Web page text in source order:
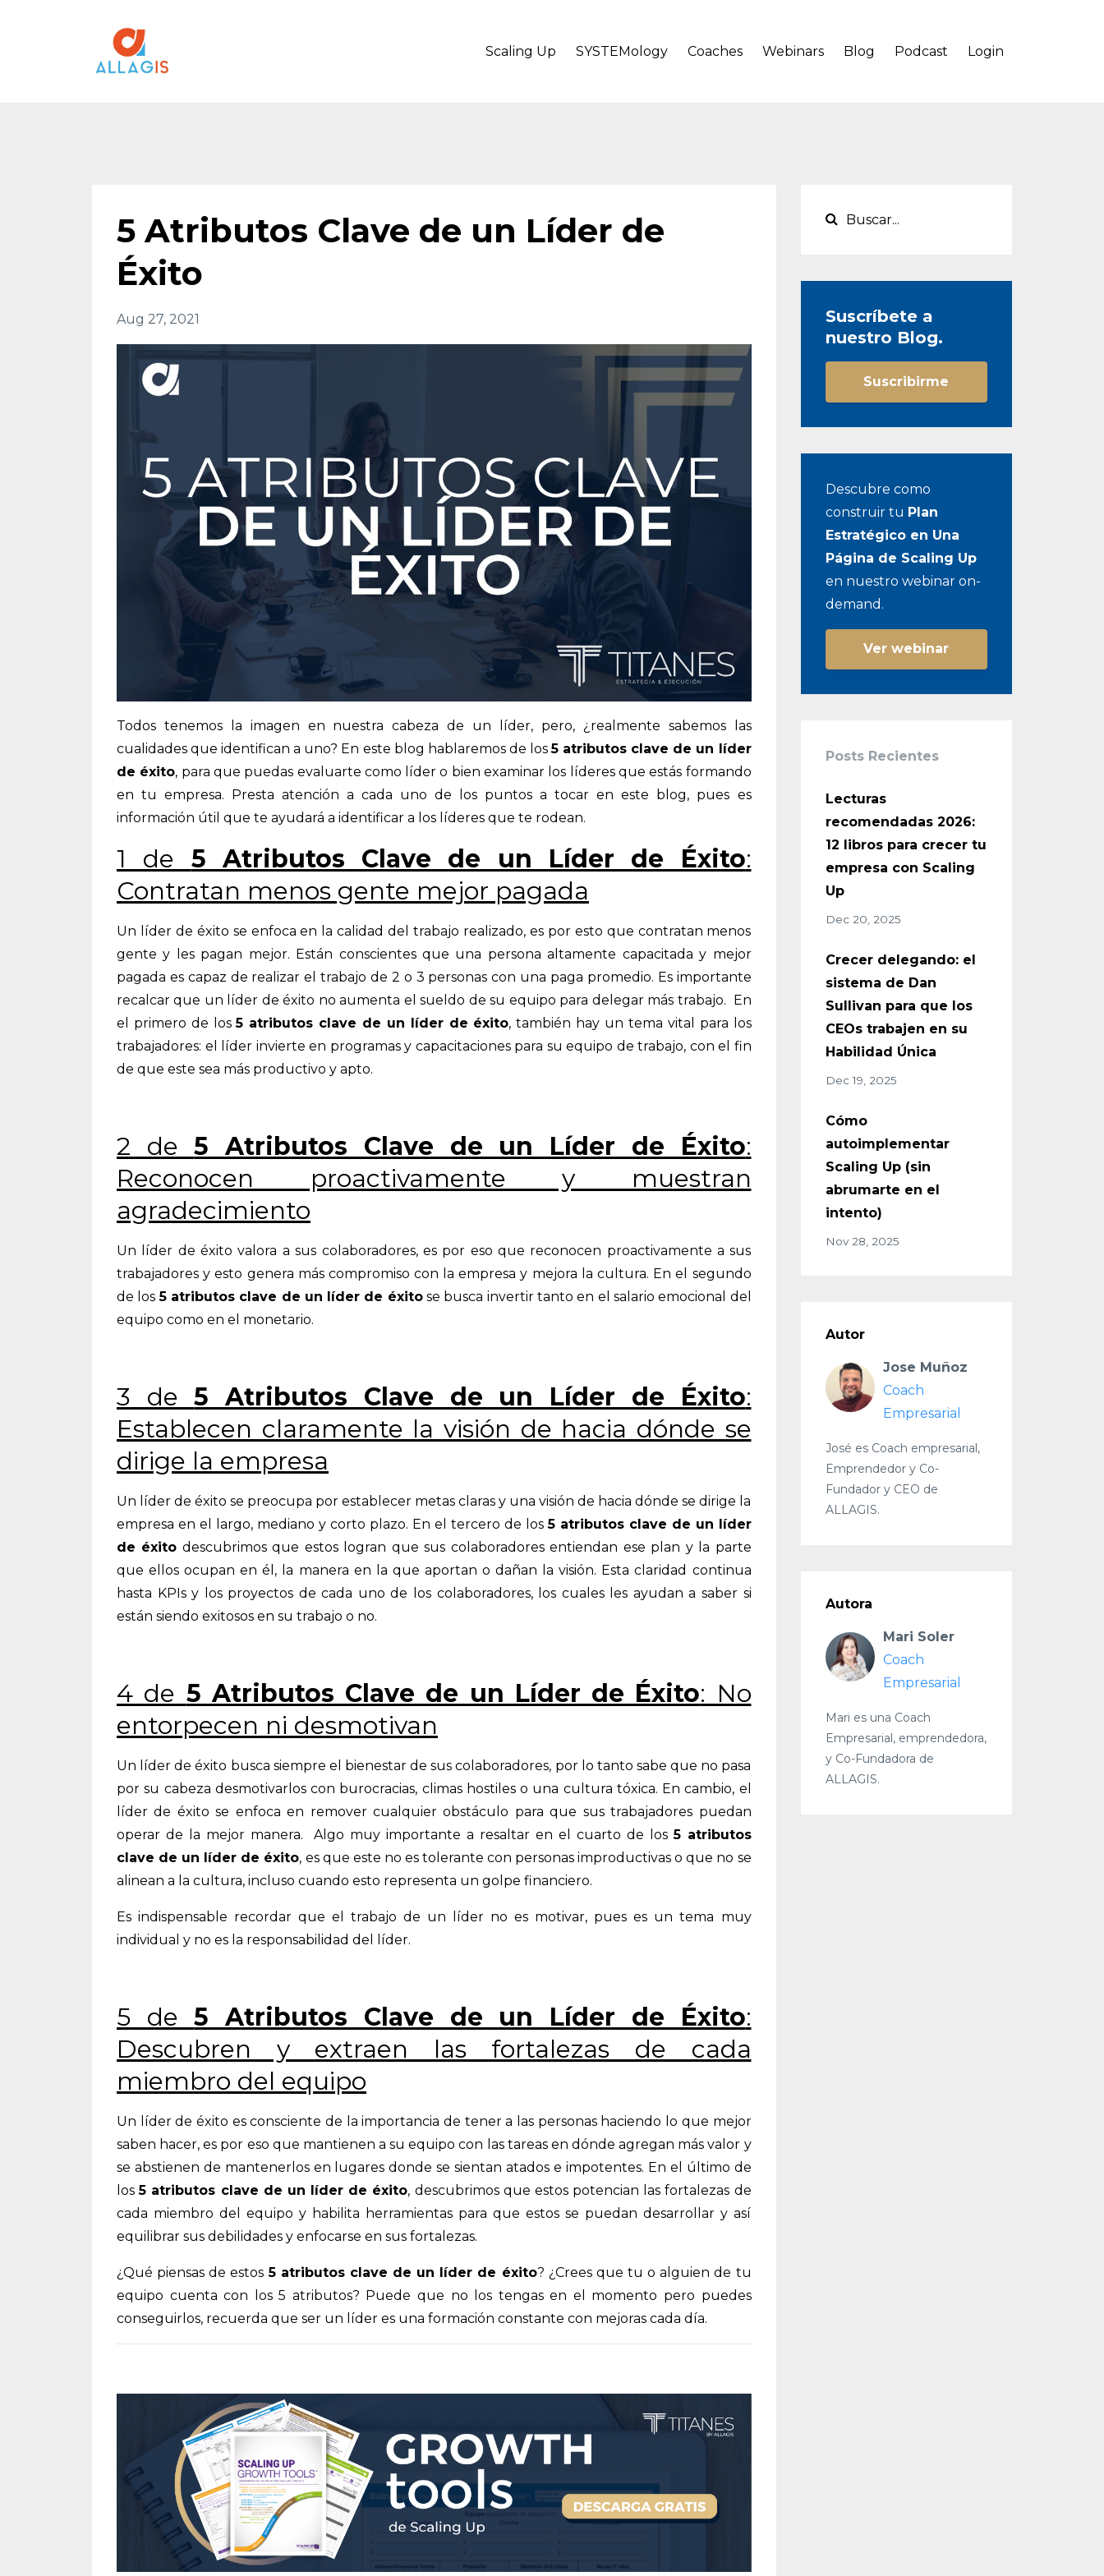
Scaling Up SYSTEMology Coaches Webinars Blog Podcast Login
5 Atributos Clave de un Líder de
Éxito
Aug 27, 2021
Todos tenemos la imagen en nuestra cabeza de un líder, pero, ¿realmente sabemos las
cualidades que identifican a uno? En este blog hablaremos de los5 atributos clave de un líder
de éxito, para que puedas evaluarte como líder o bien examinar los líderes que estás formando
en tu empresa. Presta atención a cada uno de los puntos a tocar en este blog, pues es
información útil que te ayudará a identificar a los líderes que te rodean.
1 de 5 Atributos Clave de un Líder de Éxito:
Contratan menos gente mejor pagada
Un líder de éxito se enfoca en la calidad del trabajo realizado, es por esto que contratan menos
gente y les pagan mejor. Están conscientes que una persona altamente capacitada y mejor
pagada es capaz de realizar el trabajo de 2 o 3 personas con una paga promedio. Es importante
recalcar que un líder de éxito no aumenta el sueldo de su equipo para delegar más trabajo. En
el primero de los5 atributos clave de un líder de éxito, también hay un tema vital para los
trabajadores: el líder invierte en programas y capacitaciones para su equipo de trabajo, con el fin
de que este sea más productivo y apto.
2 de5 Atributos Clave de un Líder de Éxito:
Reconocen proactivamente y muestran
agradecimiento
Un líder de éxito valora a sus colaboradores, es por eso que reconocen proactivamente a sus
trabajadores y esto genera más compromiso con la empresa y mejora la cultura. En el segundo
de los5 atributos clave de un líder de éxitose busca invertir tanto en el salario emocional del
equipo como en el monetario.
3 de5 Atributos Clave de un Líder de Éxito:
Establecen claramente la visión de hacia dónde se
dirige la empresa
Un líder de éxito se preocupa por establecer metas claras y una visión de hacia dónde se dirige la
empresa en el largo, mediano y corto plazo. En el tercero de los5 atributos clave de un líder
de éxito descubrimos que estos logran que sus colaboradores entiendan ese plan y la parte
que ellos ocupan en él, la manera en la que aportan o dañan la visión. Esta claridad continua
hasta KPIs y los proyectos de cada uno de los colaboradores, los cuales les ayudan a saber si
están siendo exitosos en su trabajo o no.
4 de 5 Atributos Clave de un Líder de Éxito: No
entorpecen ni desmotivan
Un líder de éxito busca siempre el bienestar de sus colaboradores, por lo tanto sabe que no pasa
por su cabeza desmotivarlos con burocracias, climas hostiles o una cultura tóxica. En cambio, el
líder de éxito se enfoca en remover cualquier obstáculo para que sus trabajadores puedan
operar de la mejor manera. Algo muy importante a resaltar en el cuarto de los5 atributos
clave de un líder de éxito, es que este no es tolerante con personas improductivas o que no se
alinean a la cultura, incluso cuando esto representa un golpe financiero.
Es indispensable recordar que el trabajo de un líder no es motivar, pues es un tema muy
individual y no es la responsabilidad del líder.
5 de5 Atributos Clave de un Líder de Éxito:
Descubren y extraen las fortalezas de cada
miembro del equipo
Un líder de éxito es consciente de la importancia de tener a las personas haciendo lo que mejor
saben hacer, es por eso que mantienen a su equipo con las tareas en dónde agregan más valor y
se abstienen de mantenerlos en lugares donde se sientan atados e impotentes. En el último de
los5 atributos clave de un líder de éxito, descubrimos que estos potencian las fortalezas de
cada miembro del equipo y habilita herramientas para que estos se puedan desarrollar y así
equilibrar sus debilidades y enfocarse en sus fortalezas.
¿Qué piensas de estos5 atributos clave de un líder de éxito? ¿Crees que tu o alguien de tu
equipo cuenta con los 5 atributos? Puede que no los tengas en el momento pero puedes
conseguirlos, recuerda que ser un líder es una formación constante con mejoras cada día.
Suscríbete a
nuestro Blog.
Suscribirme
Descubre como
construir tu Plan
Estratégico en Una
Página de Scaling Up
en nuestro webinar on-
demand.
Ver webinar
Posts Recientes
Lecturas
recomendadas 2026:
12 libros para crecer tu
empresa con Scaling
Up
Dec 20, 2025
Crecer delegando: el
sistema de Dan
Sullivan para que los
CEOs trabajen en su
Habilidad Única
Dec 19, 2025
Cómo
autoimplementar
Scaling Up (sin
abrumarte en el
intento)
Nov 28, 2025
Autor
Jose Muñoz
Coach
Empresarial
José es Coach empresarial,
Emprendedor y Co-
Fundador y CEO de
ALLAGIS.
Autora
Mari Soler
Coach
Empresarial
Mari es una Coach
Empresarial, emprendedora,
y Co-Fundadora de
ALLAGIS.